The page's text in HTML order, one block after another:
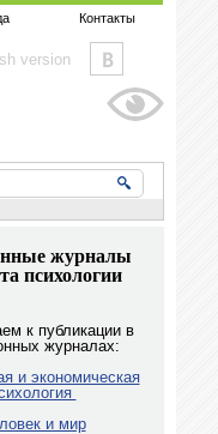
Контакты
version
журналы
психологии
к публикации в
журналах:
и экономическая
и мир